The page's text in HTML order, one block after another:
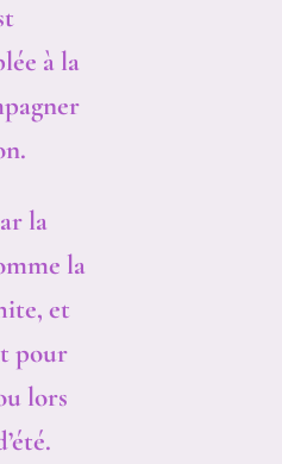
à la
la
la
et
pour
lors